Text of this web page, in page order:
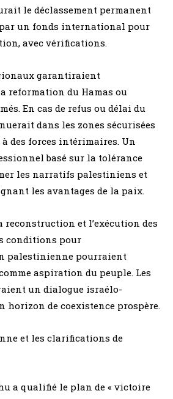
le déclassement permanent
par un fonds international pour
avec vérifications.
garantiraient
reformation du Hamas ou
En cas de refus ou délai du
dans les zones sécurisées
à des forces intérimaires. Un
basé sur la tolérance
les narratifs palestiniens et
les avantages de la paix.
reconstruction et l’exécution des
conditions pour
palestinienne pourraient
aspiration du peuple. Les
un dialogue israélo-
de coexistence prospère.
et les clarifications de
a qualifié le plan de « victoire